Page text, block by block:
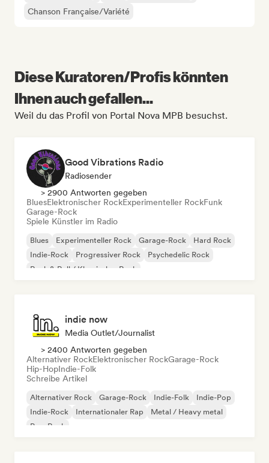
Chanson Française/Variété
Diese Kuratoren/Profis könnten
Ihnen auch gefallen...
Weil du das Profil von Portal Nova MPB besuchst.
Good Vibrations Radio
Radiosender
> 2900 Antworten gegeben
BluesElektronischer RockExperimenteller RockFunk
Garage-Rock
Spiele Künstler im Radio
Blues Experimenteller Rock Garage-Rock
Hard Rock
Indie-Rock
Progressiver Rock
Psychedelic Rock
Rock & Roll / Klassischer Rock
indie now
Media Outlet/Journalist
> 2400 Antworten gegeben
Alternativer RockElektronischer RockGarage-Rock
Hip-HopIndie-Folk
Schreibe Artikel
Alternativer Rock Garage-Rock Indie-Folk
Indie-Pop
Indie-Rock
Internationaler Rap
Metal / Heavy metal
Pop-Rock